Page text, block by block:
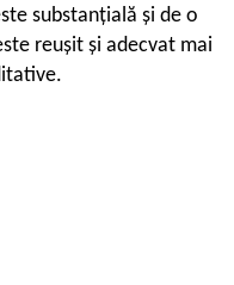
substanțială și de o
reușit și adecvat mai